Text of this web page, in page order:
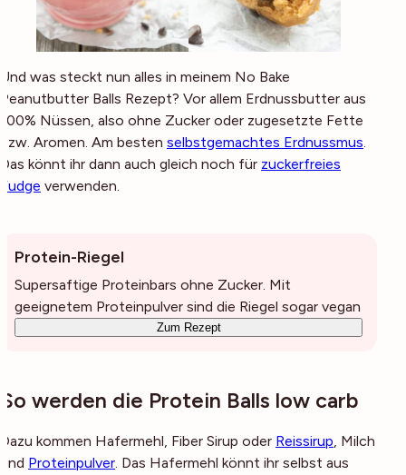
Und was steckt nun alles in meinem No Bake
Peanutbutter Balls Rezept? Vor allem Erdnussbutter aus
100% Nüssen, also ohne Zucker oder zugesetzte Fette
bzw. Aromen. Am besten selbstgemachtes Erdnussmus.
Das könnt ihr dann auch gleich noch für zuckerfreies
Fudge verwenden.
Protein-Riegel
Supersaftige Proteinbars ohne Zucker. Mit
geeignetem Proteinpulver sind die Riegel sogar vegan
Zum Rezept
So werden die Protein Balls low carb
Dazu kommen Hafermehl, Fiber Sirup oder Reissirup, Milch
und Proteinpulver. Das Hafermehl könnt ihr selbst aus